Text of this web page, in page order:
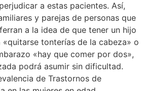
a estas pacientes. Así,
y parejas de personas que
a la idea de que tener un hijo
tonterías de la cabeza» o
«hay que comer por dos»,
podrá asumir sin dificultad.
de Trastornos de